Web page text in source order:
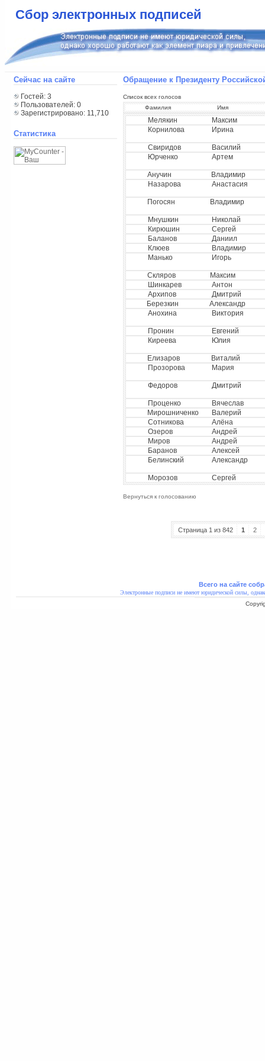
Сбор электронных подписей
Сейчас на сайте
Гостей: 3
Пользователей: 0
Зарегистрировано: 11,710
Статистика
Обращение к Президенту
Список всех голосов
Фамилия
Имя
Мелякин
Максим
Корнилова
Ирина
Свиридов
Василий
Юрченко
Артем
Анучин
Владимир
Назарова
Анастасия
Погосян Владимир
Мнушкин
Николай
Кирюшин
Сергей
Баланов
Даниил
Клюев
Владимир
Манько
Игорь
Скляров
Максим
Шинкарев
Антон
Архипов
Дмитрий
Березкин
Александр
Анохина
Виктория
Пронин
Евгений
Киреева
Юлия
Елизаров
Виталий
Прозорова
Мария
Федоров Дмитрий
Проценко
Вячеслав
Мирошниченко
Валерий
Сотникова
Алёна
Озеров
Андрей
Миров
Андрей
Баранов
Алексей
Белинский
Александр
Морозов Сергей
Вернуться к голосованию
Страница 1 из 842 1 2
Всего на сайте
Электронные подписи не имеют юридической силы,